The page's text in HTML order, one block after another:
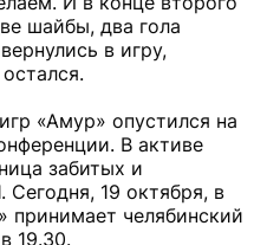
шайбы, два гола
в игру,
«Амур» опустился на
В активе
забитых и
19 октября, в
принимает челябинский
19.30.